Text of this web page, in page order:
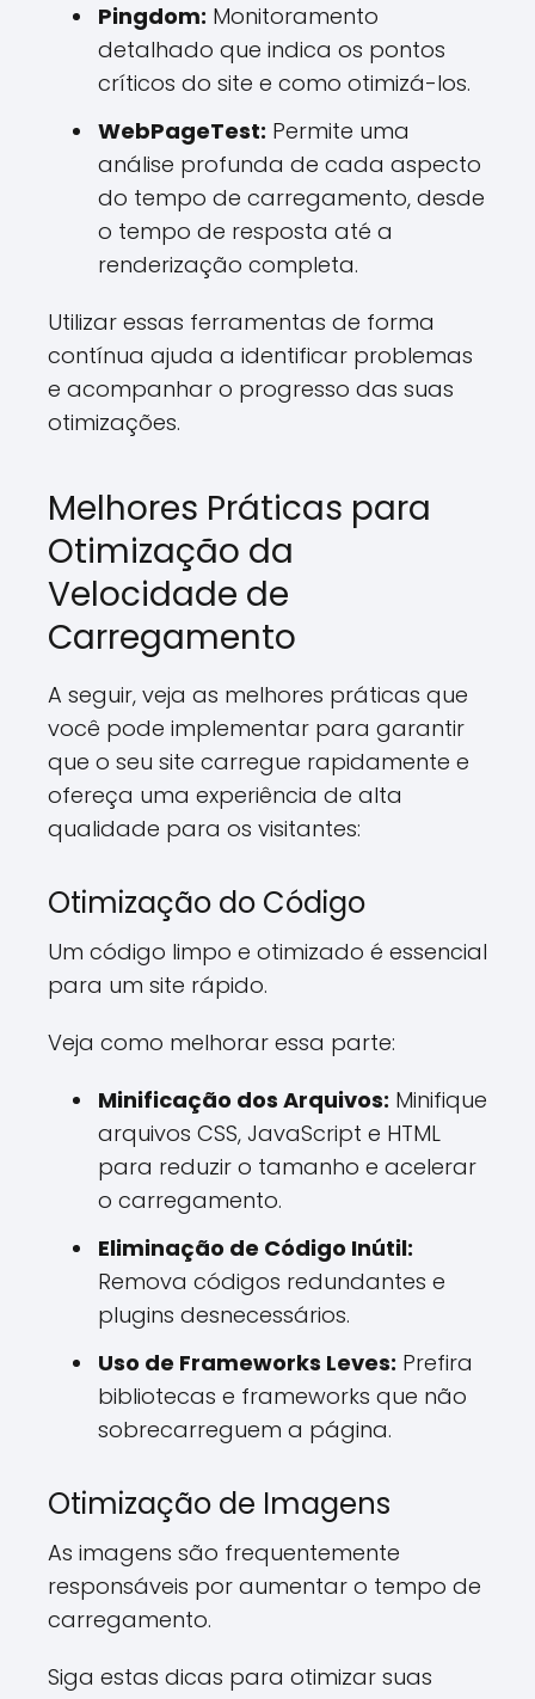
Pingdom: Monitoramento
detalhado que indica os pontos
críticos do site e como otimizá-los.
WebPageTest: Permite uma
análise profunda de cada aspecto
do tempo de carregamento, desde
o tempo de resposta até a
renderização completa.
Utilizar essas ferramentas de forma
contínua ajuda a identificar problemas
e acompanhar o progresso das suas
otimizações.
Melhores Práticas para
Otimização da
Velocidade de
Carregamento
A seguir, veja as melhores práticas que
você pode implementar para garantir
que o seu site carregue rapidamente e
ofereça uma experiência de alta
qualidade para os visitantes:
Otimização do Código
Um código limpo e otimizado é essencial
para um site rápido.
Veja como melhorar essa parte:
Minificação dos Arquivos: Minifique
arquivos CSS, JavaScript e HTML
para reduzir o tamanho e acelerar
o carregamento.
Eliminação de Código Inútil:
Remova códigos redundantes e
plugins desnecessários.
Uso de Frameworks Leves: Prefira
bibliotecas e frameworks que não
sobrecarreguem a página.
Otimização de Imagens
As imagens são frequentemente
responsáveis por aumentar o tempo de
carregamento.
Siga estas dicas para otimizar suas